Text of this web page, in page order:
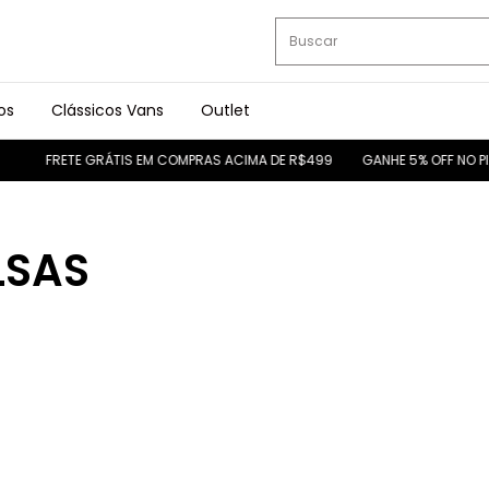
Clássicos Vans Outlet
FRETE GRÁTIS EM COMPRAS ACIMA DE R$499 GANHE 5% OFF NO PIX